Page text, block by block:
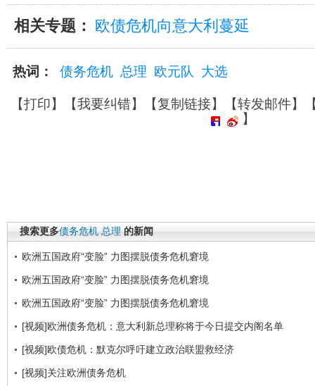
相关专题： 欧债危机向意大利蔓延
热词： 债务危机 总理 欧元队 大选
【打印】【我要纠错】【复制链接】【转发邮件】
】
搜索更多债务危机 总理 的新闻
欧洲五国政府“变脸” 力图摆脱债务危机窘境
欧洲五国政府“变脸” 力图摆脱债务危机窘境
欧洲五国政府“变脸” 力图摆脱债务危机窘境
[视频]欧洲债务危机：意大利新总理称将于今日提交内阁名单
[视频]欧债危机：默克尔呼吁建立政治联盟救经济
[视频]关注欧洲债务危机